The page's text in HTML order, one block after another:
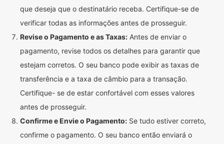
que deseja que o destinatário receba. Certifique-se de
verificar todas as informações antes de prosseguir.
Revise o Pagamento e as Taxas: Antes de enviar o
pagamento, revise todos os detalhes para garantir que
estejam corretos. O seu banco pode exibir as taxas de
transferência e a taxa de câmbio para a transação.
Certifique- se de estar confortável com esses valores
antes de prosseguir.
Confirme e Envie o Pagamento: Se tudo estiver correto,
confirme o pagamento. O seu banco então enviará o